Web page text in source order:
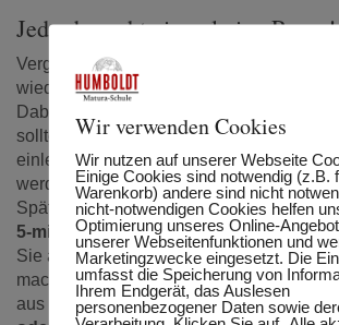
Jeder braucht einmal eine Pause!
Vergessen Sie nicht darauf,
wieder Pausen zu machen.
Dabei gibt es verschiedene Arten. Nach
sollten Sie eine Gedankenpause bzw.
einlegen. Dadurch kann das Gelernte
werden.
Spätestens nach 30 Minuten lernen,
5-minütige Pauseeinlegen. In diesen 5
Sie abernicht zum Handy greifen!
machen Sie ein paar
aus dem Fenster odergenießen Sie
Wir verwenden Cookies
Wir nutzen auf unserer Webseite
Einige Cookies sind notwendig (z.B.
Warenkorb) andere sind nicht
nicht-notwendigen Cookies helfen
Optimierung unseres Online-
unserer Webseitenfunktionen und
Marketingzwecke eingesetzt. Die
umfasst die Speicherung von
Ihrem Endgerät, das Auslesen
personenbezogener Daten sowie